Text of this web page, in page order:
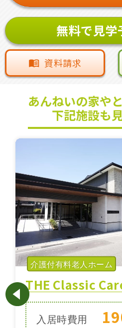
無料で見学
資料請求
あんねいの家や
下記施設も
介護付有料老人ホーム
入居時費用